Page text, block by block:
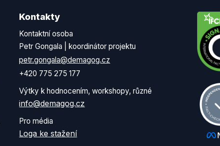
Kontakty
Kontaktní osoba
Petr Gongala | koordinátor projektu
petr.gongala@demagog.cz
+420 775 275 177
Výtky k hodnocením, workshopy, různé
info@demagog.cz
Pro média
Loga ke stažení